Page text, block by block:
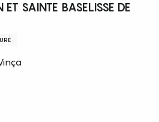
SAINTE BASELISSE DE